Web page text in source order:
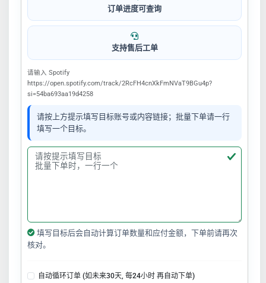
订单进度可查询
支持售后工单
请输入 Spotify
https://open.spotify.com/track/2RcFH4cnXkFmNVaT9BGu4p?
si=54ba693aa19d4258
请按上方提示填写目标账号或内容链接；批量下单请一行
填写一个目标。
填写目标后会自动计算订单数量和应付金额，下单前请再次
核对。
自动循环订单 (如未来30天, 每24小时 再自动下单)